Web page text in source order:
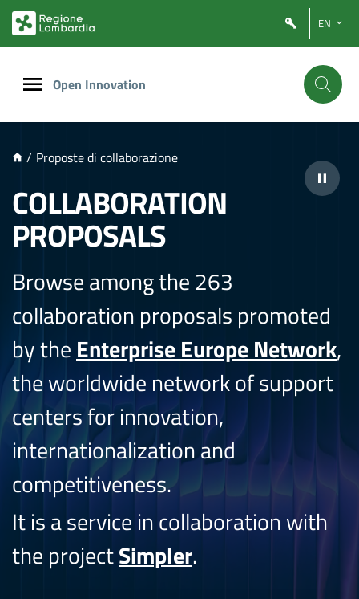
PRINCIPALE
EN
Open Innovation
/ Proposte di collaborazione
COLLABORATION
PROPOSALS
Browse among the 263
collaboration proposals promoted
by the Enterprise Europe Network,
the worldwide network of support
centers for innovation,
internationalization and
competitiveness.
It is a service in collaboration with
the projectSimpler.